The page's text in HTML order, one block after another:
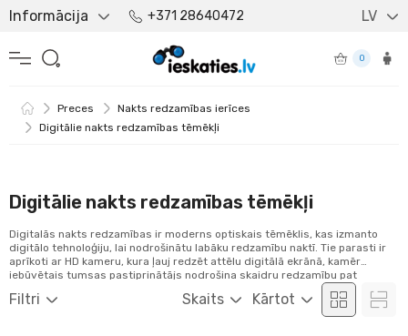
Informācija +371 28640472 LV
0
Preces
Nakts redzamības ierīces
Digitālie nakts redzamības tēmēkļi
Digitālie nakts redzamības tēmēkļi
Filtri Skaits Kārtot
Digitalās nakts redzamības ir moderns optiskais tēmēklis, kas izmanto
digitālo tehnoloģiju, lai nodrošinātu labāku redzamību naktī. Tie parasti ir
aprīkoti ar HD kameru, kura ļauj redzēt attēlu digitālā ekrānā, kamēr
iebūvētais tumsas pastiprinātājs nodrošina skaidru redzamību pat
tumsas apstākļos. Šie tēmēkļi tiek izmantoti medībās, airsoft un dažādās
šaušanas aktivitātēs.